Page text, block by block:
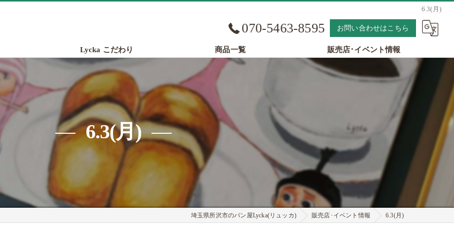
6.3(月)
070-5463-8595 お問い合わせはこちら
Lycka こだわり 商品一覧 販売店･イベント情報
6.3(月)
埼玉県所沢市のパン屋Lycka(リュッカ) 販売店･イベント情報 6.3(月)